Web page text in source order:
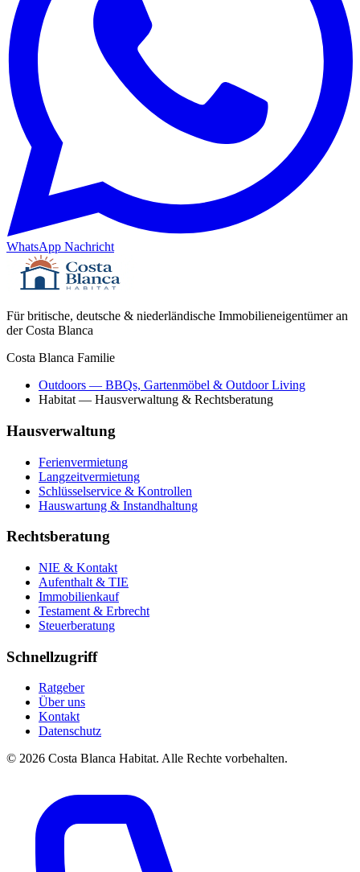
WhatsApp Nachricht
Für britische, deutsche & niederländische Immobilieneigentümer an
der Costa Blanca
Costa Blanca Familie
Outdoors — BBQs, Gartenmöbel & Outdoor Living
Habitat — Hausverwaltung & Rechtsberatung
Hausverwaltung
Ferienvermietung
Langzeitvermietung
Schlüsselservice & Kontrollen
Hauswartung & Instandhaltung
Rechtsberatung
NIE & Kontakt
Aufenthalt & TIE
Immobilienkauf
Testament & Erbrecht
Steuerberatung
Schnellzugriff
Ratgeber
Über uns
Kontakt
Datenschutz
© 2026 Costa Blanca Habitat. Alle Rechte vorbehalten.